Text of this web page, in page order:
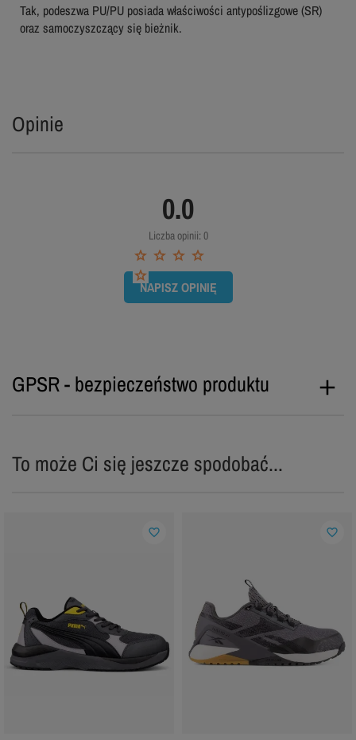
Tak, podeszwa PU/PU posiada właściwości antypoślizgowe (SR)
oraz samoczyszczący się bieżnik.
Opinie
0.0
Liczba opinii: 0
NAPISZ OPINIĘ
GPSR - bezpieczeństwo produktu
To może Ci się jeszcze spodobać...
favorite_border favorite_border